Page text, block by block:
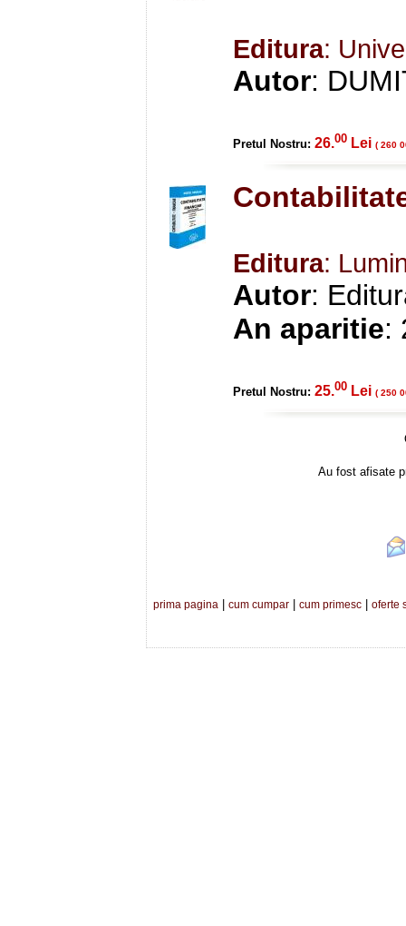
Editura:
Autor:
Pretul Nostru: 26.00 Lei ( 260
Editura:
Autor:
An aparitie:
Pretul Nostru: 25.00 Lei ( 250
Au fost afisate
prima pagina cum cumpar cum primesc oferte